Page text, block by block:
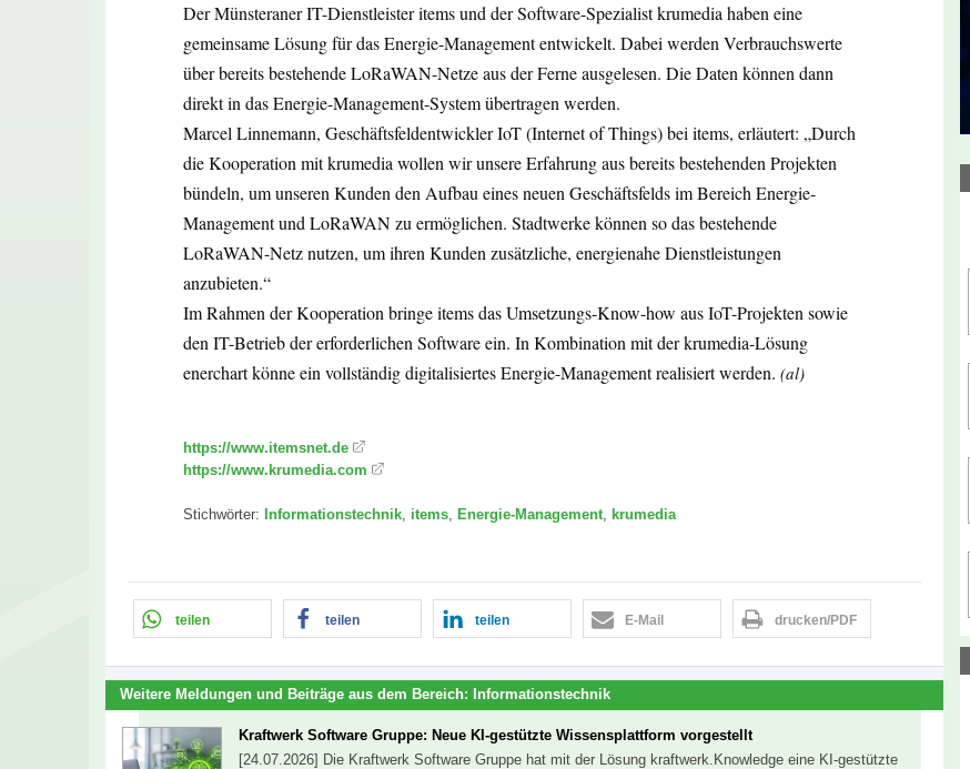
Der Münsteraner IT-Dienstleister items und der Software-Spezialist krumedia haben eine
gemeinsame Lösung für das Energie-Management entwickelt. Dabei werden Verbrauchswerte
über bereits bestehende LoRaWAN-Netze aus der Ferne ausgelesen. Die Daten können dann
direkt in das Energie-Management-System übertragen werden.
Marcel Linnemann, Geschäftsfeldentwickler IoT (Internet of Things) bei items, erläutert: „Durch
die Kooperation mit krumedia wollen wir unsere Erfahrung aus bereits bestehenden Projekten
bündeln, um unseren Kunden den Aufbau eines neuen Geschäftsfelds im Bereich Energie-
Management und LoRaWAN zu ermöglichen. Stadtwerke können so das bestehende
LoRaWAN-Netz nutzen, um ihren Kunden zusätzliche, energienahe Dienstleistungen
anzubieten.“
Im Rahmen der Kooperation bringe items das Umsetzungs-Know-how aus IoT-Projekten sowie
den IT-Betrieb der erforderlichen Software ein. In Kombination mit der krumedia-Lösung
enerchart könne ein vollständig digitalisiertes Energie-Management realisiert werden. (al)
https://www.itemsnet.de
https://www.krumedia.com
Stichwörter: Informationstechnik, items, Energie-Management, krumedia
teilen teilen teilen E-Mail drucken/PDF
Weitere Meldungen und Beiträge aus dem Bereich: Informationstechnik
Kraftwerk Software Gruppe: Neue KI-gestützte Wissensplattform vorgestellt
[24.07.2026] Die Kraftwerk Software Gruppe hat mit der Lösung kraftwerk.Knowledge eine KI-gestützte